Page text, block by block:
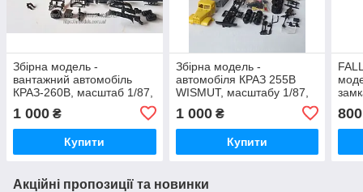
Збірна модель -
вантажний автомобіль
КРАЗ-260B, масштаб 1/87,
1 000 ₴
Купити
Збірна модель -
автомобіля КРАЗ 255B
WISMUT, масштабу 1/87,
1 000₴
Купити
800
Акційні пропозиції та новинки